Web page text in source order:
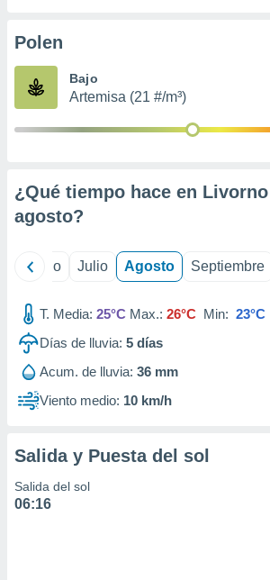
e
mediante
publicidad
publicidad
de
Polen
Bajo
Artemisa (21 #/m³)
¿Qué tiempo hace en
agosto?
Junio Julio Agosto Septiembre
T. Media: 25°C Max.: 26°C Min: 23°C
Días de lluvia: 5 días
Acum. de lluvia: 36 mm
Viento medio: 10 km/h
Salida y Puesta del sol
Salida del sol
06:16